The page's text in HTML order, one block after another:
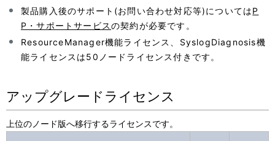
製品購入後のサポート(お問い合わせ対応等)についてはP
P・サポートサービスの契約が必要です。
ResourceManager機能ライセンス、SyslogDiagnosis機
能ライセンスは50ノードライセンス付きです。
アップグレードライセンス
上位のノード版へ移行するライセンスです。